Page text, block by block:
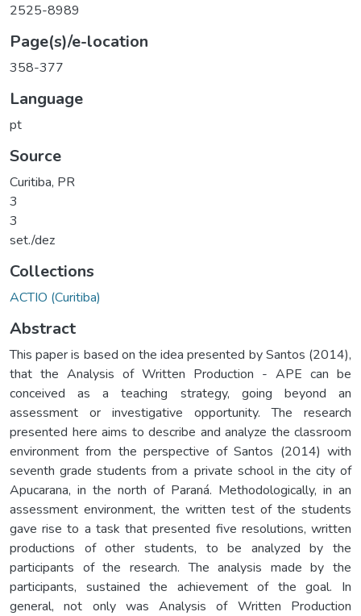
2525-8989
Page(s)/e-location
358-377
Language
pt
Source
Curitiba, PR
3
3
set./dez
Collections
ACTIO (Curitiba)
Abstract
This paper is based on the idea presented by Santos (2014),
that the Analysis of Written Production - APE can be
conceived as a teaching strategy, going beyond an
assessment or investigative opportunity. The research
presented here aims to describe and analyze the classroom
environment from the perspective of Santos (2014) with
seventh grade students from a private school in the city of
Apucarana, in the north of Paraná. Methodologically, in an
assessment environment, the written test of the students
gave rise to a task that presented five resolutions, written
productions of other students, to be analyzed by the
participants of the research. The analysis made by the
participants, sustained the achievement of the goal. In
general, not only was Analysis of Written Production